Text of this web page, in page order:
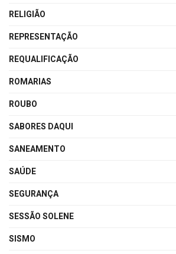
RELIGIÃO
REPRESENTAÇÃO
REQUALIFICAÇÃO
ROMARIAS
ROUBO
SABORES DAQUI
SANEAMENTO
SAÚDE
SEGURANÇA
SESSÃO SOLENE
SISMO